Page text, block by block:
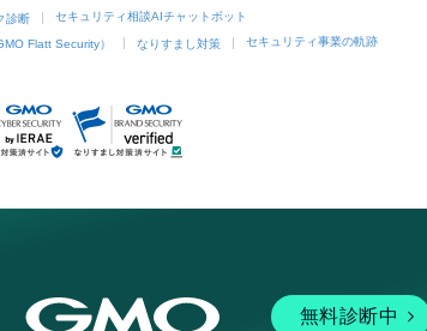
診断 セキュリティ相談AIチャットボット
Flatt Security） なりすまし対策 セキュリティ事業の軌跡
無料診断中